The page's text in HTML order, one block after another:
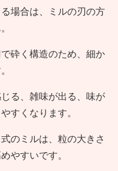
場合は、ミルの刃の方
砕く構造のため、細か
る、雑味が出る、味が
すくなります。
のミルは、粒の大きさ
やすいです。